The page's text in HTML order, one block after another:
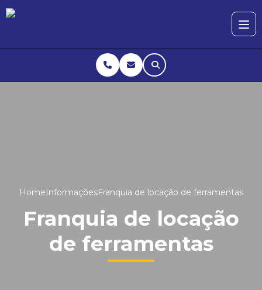
HomeInformaçõesFranquia de locação de ferramentas
Franquia de locação
de ferramentas